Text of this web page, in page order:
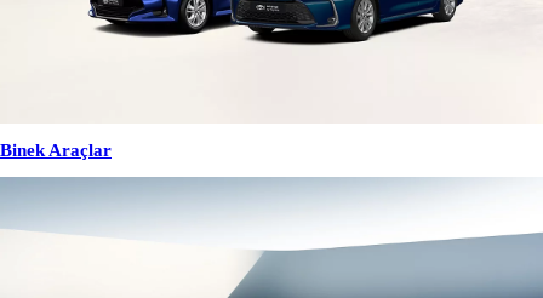
Binek Araçlar